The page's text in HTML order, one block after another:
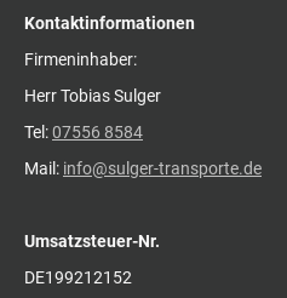
Kontaktinformationen
Firmeninhaber:
Herr Tobias Sulger
Tel:07556 8584
Mail: info@sulger-transporte.de
Umsatzsteuer-Nr.
DE199212152